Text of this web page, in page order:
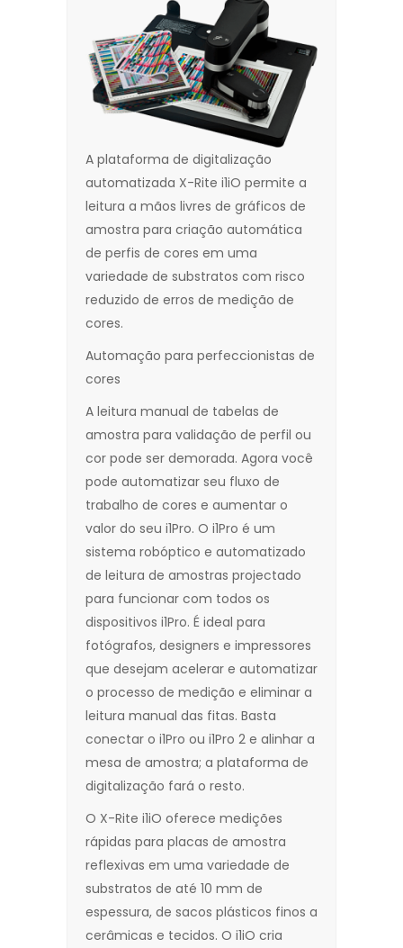
A plataforma de digitalização
automatizada X-Rite i1iO permite a
leitura a mãos livres de gráficos de
amostra para criação automática
de perfis de cores em uma
variedade de substratos com risco
reduzido de erros de medição de
cores.
Automação para perfeccionistas de
cores
A leitura manual de tabelas de
amostra para validação de perfil ou
cor pode ser demorada. Agora você
pode automatizar seu fluxo de
trabalho de cores e aumentar o
valor do seu i1Pro. O i1Pro é um
sistema robóptico e automatizado
de leitura de amostras projectado
para funcionar com todos os
dispositivos i1Pro. É ideal para
fotógrafos, designers e impressores
que desejam acelerar e automatizar
o processo de medição e eliminar a
leitura manual das fitas. Basta
conectar o i1Pro ou i1Pro 2 e alinhar a
mesa de amostra; a plataforma de
digitalização fará o resto.
O X-Rite i1iO oferece medições
rápidas para placas de amostra
reflexivas em uma variedade de
substratos de até 10 mm de
espessura, de sacos plásticos finos a
cerâmicas e tecidos. O i1iO cria